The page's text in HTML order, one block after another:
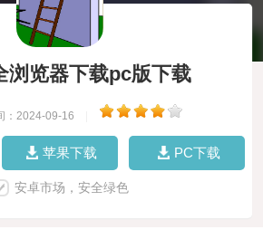
浏览器下载pc版下载
：2024-09-16
苹果下载 PC下载
安卓市场，安全绿色